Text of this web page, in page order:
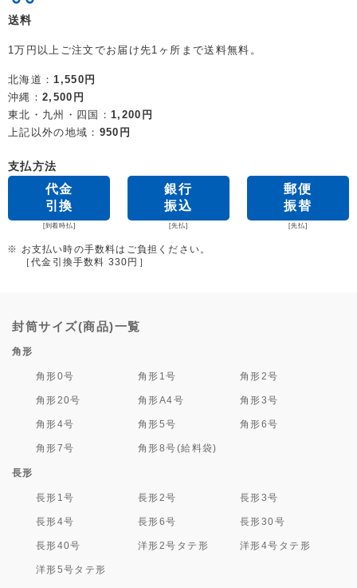
送料
1万円以上ご注文でお届け先1ヶ所まで送料無料。
北海道：1,550円
沖縄：2,500円
東北・九州・四国：1,200円
上記以外の地域： 950円
支払方法
代金
引換
[到着時払]
銀行
振込
[先払]
郵便
振替
[先払]
※ お支払い時の手数料はご負担ください。
［代金引換手数料 330円］
封筒サイズ(商品)一覧
角形
角形0号 角形1号 角形2号
角形20号 角形A4号 角形3号
角形4号 角形5号 角形6号
角形7号 角形8号(給料袋)
長形
長形1号 長形2号 長形3号
長形4号 長形6号 長形30号
長形40号 洋形2号タテ形 洋形4号タテ形
洋形5号タテ形